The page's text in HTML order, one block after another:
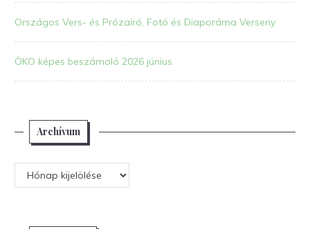
Országos Vers- és Prózaíró, Fotó és Diaporáma Verseny
ÖKO képes beszámoló 2026 június
Archívum
Archívum